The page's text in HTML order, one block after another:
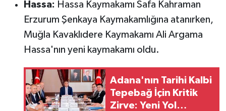
Hassa: Hassa Kaymakamı Safa Kahraman
Erzurum Şenkaya Kaymakamlığına atanırken,
Muğla Kavaklıdere Kaymakamı Ali Argama
Hassa'nın yeni kaymakamı oldu.
Adana'nın Tarihi Kalbi
Tepebağ İçin Kritik
Zirve: Yeni Yol